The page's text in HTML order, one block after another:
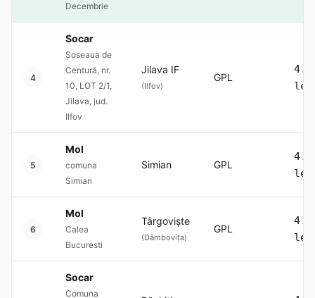
Decembrie
4
Socar
Șoseaua de
Centură, nr.
10, LOT 2/1,
Jilava, jud.
Ilfov
Jilava IF
(Ilfov)
GPL
5
Mol
comuna
Simian
Simian GPL
6
Mol
Calea
Bucuresti
Târgoviște
(Dâmbovița)
GPL
Socar
Comuna